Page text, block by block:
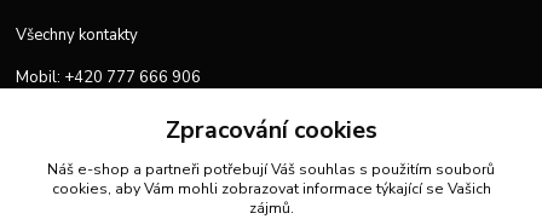
Všechny kontakty
Mobil: +420 777 666 906
info@eshop-drewmax.cz
Provozní doba
Zpracování cookies
Náš e-shop a partneři potřebují Váš souhlas s použitím souborů
cookies, aby Vám mohli zobrazovat informace týkající se Vašich
zájmů.